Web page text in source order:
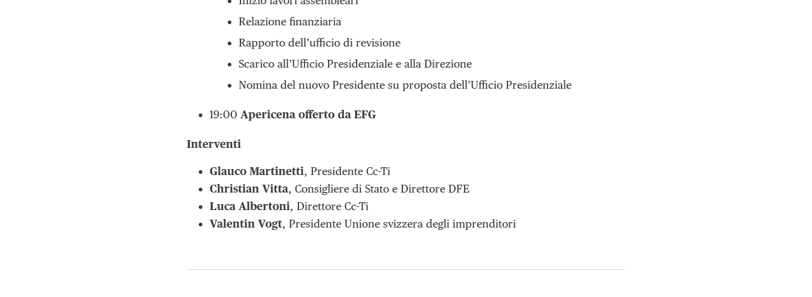
Relazione finanziaria
Rapporto dell’ufficio di revisione
Scarico all’Ufficio Presidenziale e alla Direzione
Nomina del nuovo Presidente su proposta dell’Ufficio Presidenziale
19:00 Apericena offerto da EFG
Interventi
Glauco Martinetti, Presidente Cc-Ti
Christian Vitta, Consigliere di Stato e Direttore DFE
Luca Albertoni, Direttore Cc-Ti
Valentin Vogt, Presidente Unione svizzera degli imprenditori